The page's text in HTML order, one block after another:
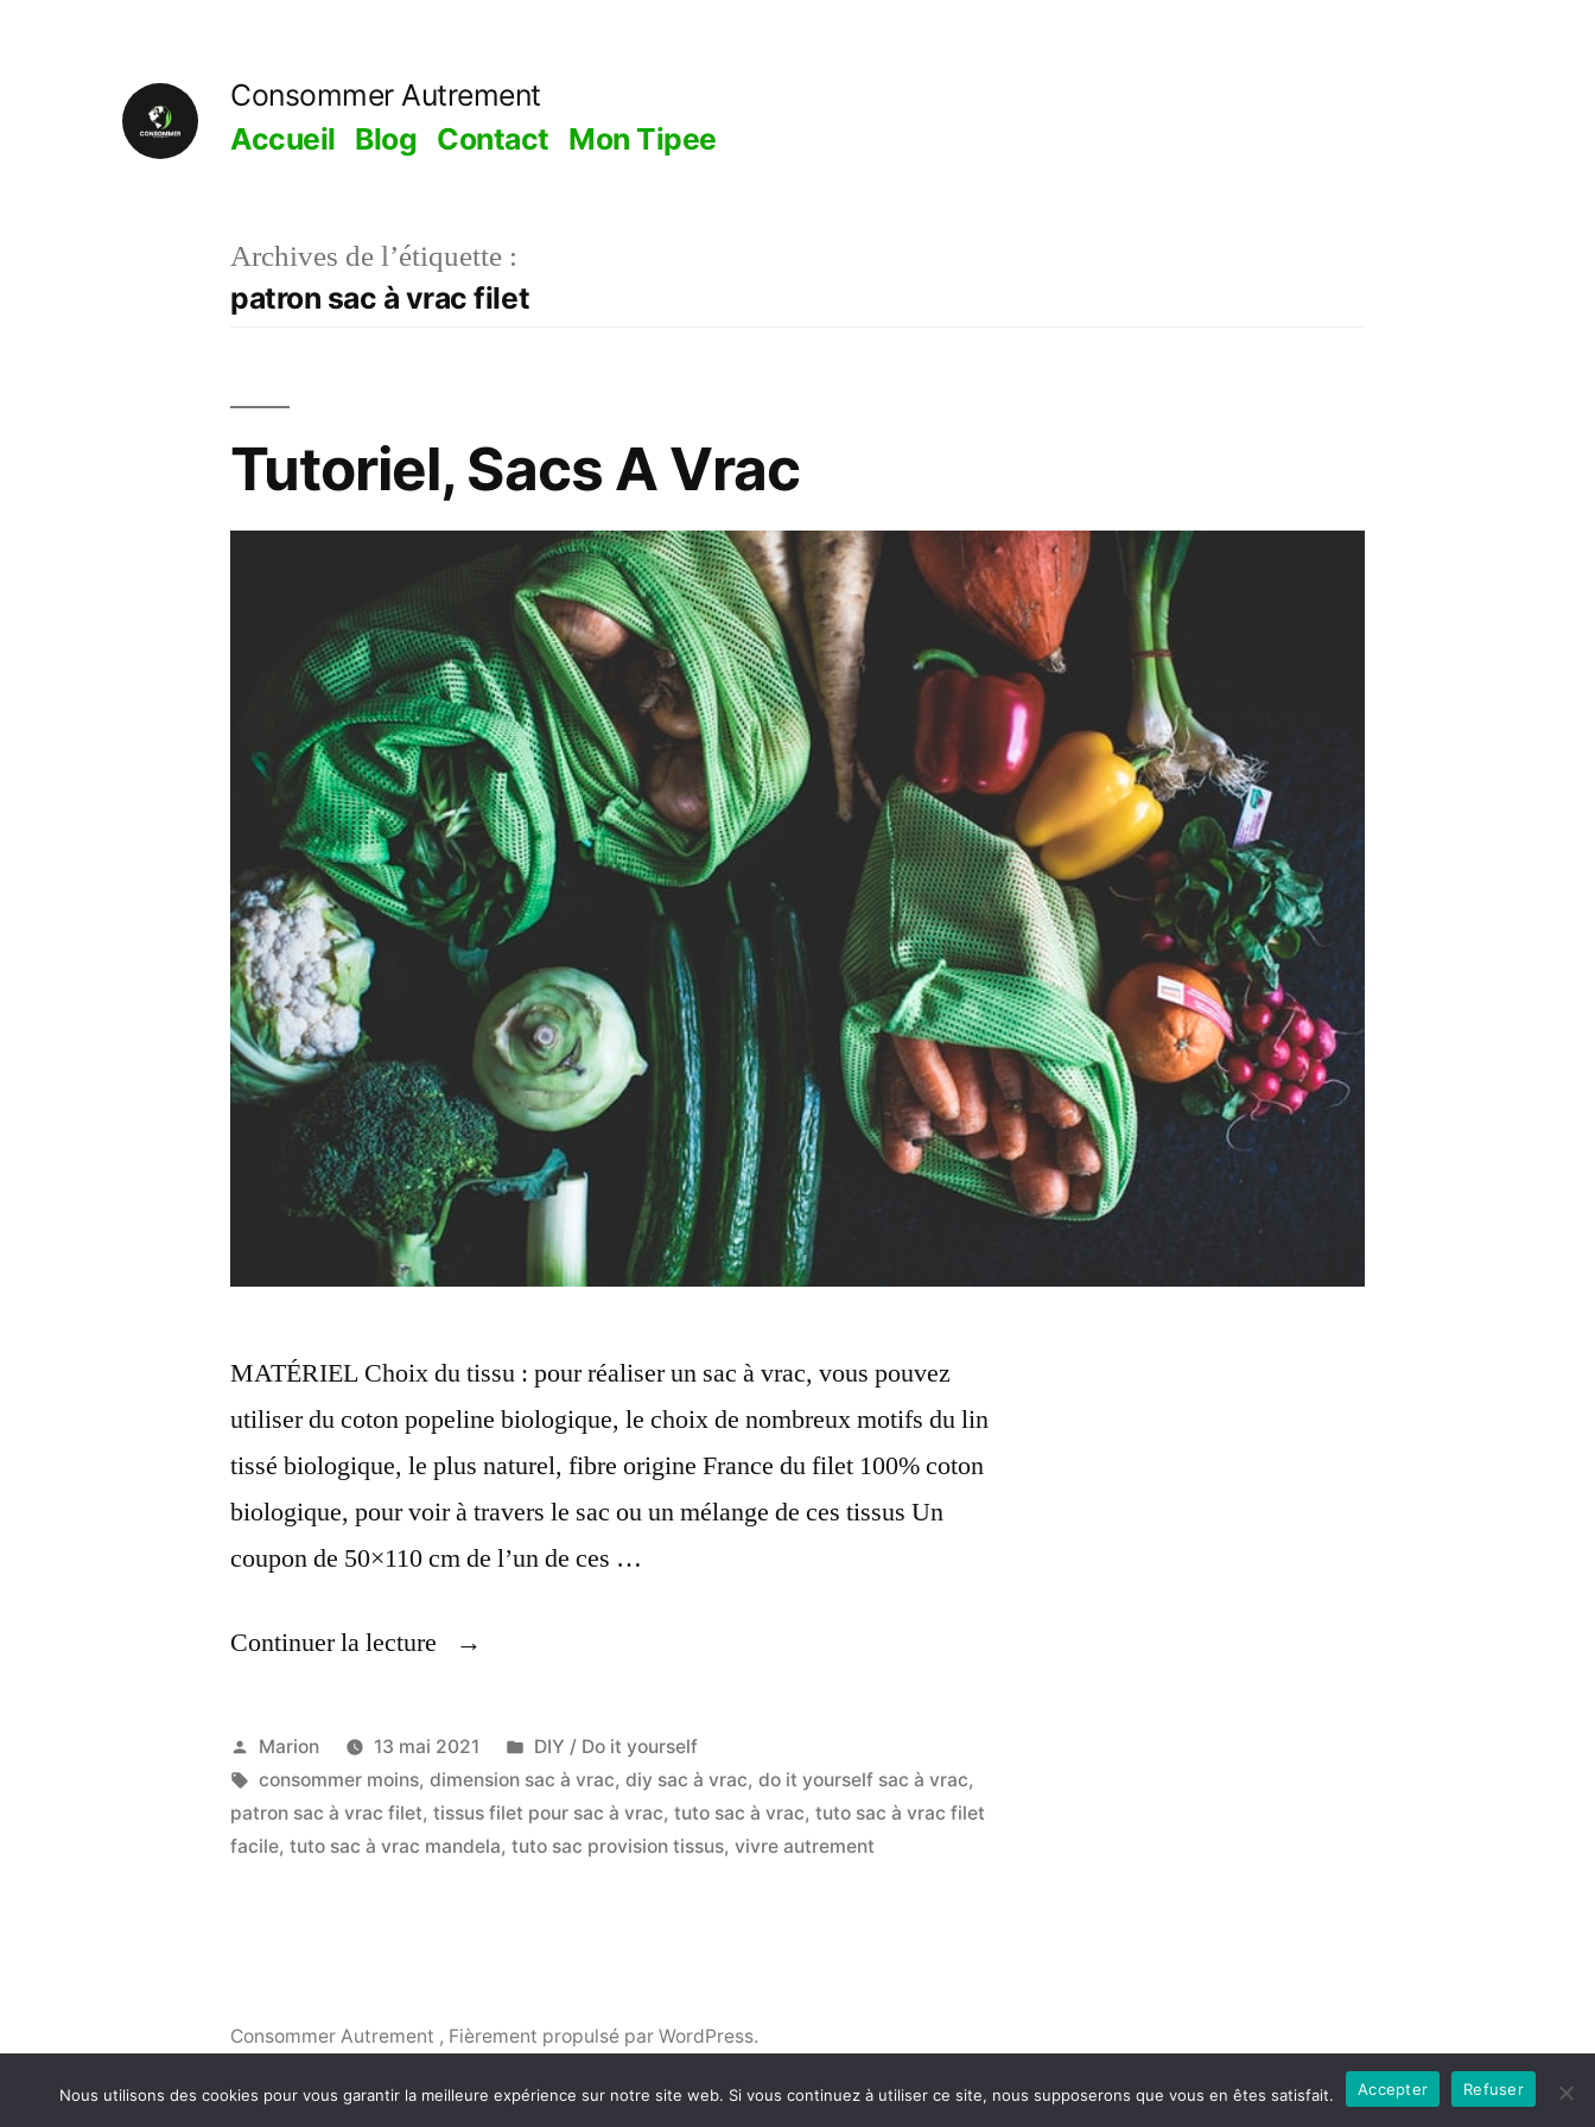
Consommer Autrement
Accueil Blog Contact Mon Tipee
Archives de l’étiquette :
patron sac à vrac filet
Tutoriel, Sacs A Vrac
MATÉRIEL Choix du tissu : pour réaliser un sac à vrac, vous pouvez
utiliser du coton popeline biologique, le choix de nombreux motifs du lin
tissé biologique, le plus naturel, fibre origine France du filet 100% coton
biologique, pour voir à travers le sac ou un mélange de ces tissus Un
coupon de 50×110 cm de l’un de ces …
Continuer la lecture
« Tutoriel,
A
Vrac »
Publié
par
Marion 13 mai 2021
Publié
dans
DIY / Do it yourself
Étiquettes :
consommer moins,dimension sac à vrac,diy sac à vrac,do it yourself sac à vrac,
patron sac à vrac filet,tissus filet pour sac à vrac,tuto sac à vrac,tuto sac à vrac filet
facile,tuto sac à vrac mandela,tuto sac provision tissus,vivre autrement
Consommer Autrement , Fièrement propulsé par WordPress.
Nous utilisons des cookies pour vous garantir la meilleure expérience sur notre site web. Si vous continuez à utiliser ce site, nous supposerons que vous en êtes satisfait. Accepter Refuser